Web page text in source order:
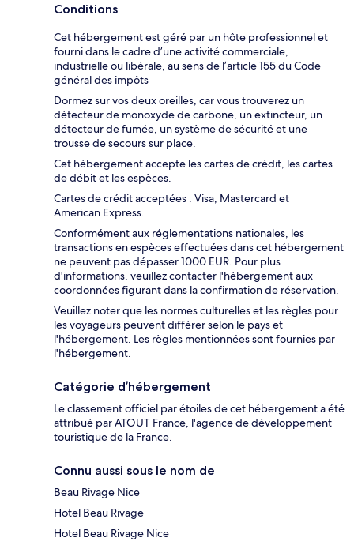
Conditions
Cet hébergement est géré par un hôte professionnel et
fourni dans le cadre d’une activité commerciale,
industrielle ou libérale, au sens de l’article 155 du Code
général des impôts
Dormez sur vos deux oreilles, car vous trouverez un
détecteur de monoxyde de carbone, un extincteur, un
détecteur de fumée, un système de sécurité et une
trousse de secours sur place.
Cet hébergement accepte les cartes de crédit, les cartes
de débit et les espèces.
Cartes de crédit acceptées : Visa, Mastercard et
American Express.
Conformément aux réglementations nationales, les
transactions en espèces effectuées dans cet hébergement
ne peuvent pas dépasser 1000 EUR. Pour plus
d'informations, veuillez contacter l'hébergement aux
coordonnées figurant dans la confirmation de réservation.
Veuillez noter que les normes culturelles et les règles pour
les voyageurs peuvent différer selon le pays et
l'hébergement. Les règles mentionnées sont fournies par
l'hébergement.
Catégorie d’hébergement
Le classement officiel par étoiles de cet hébergement a été
attribué par ATOUT France, l'agence de développement
touristique de la France.
Connu aussi sous le nom de
Beau Rivage Nice
Hotel Beau Rivage
Hotel Beau Rivage Nice